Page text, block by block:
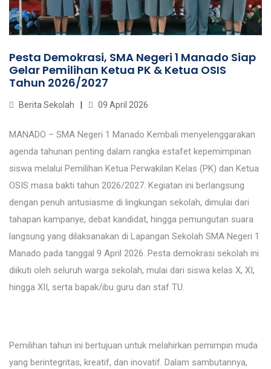
Pesta Demokrasi, SMA Negeri 1 Manado Siap
Gelar Pemilihan Ketua PK & Ketua OSIS
Tahun 2026/2027
Berita Sekolah 09 April 2026
MANADO – SMA Negeri 1 Manado Kembali menyelenggarakan
agenda tahunan penting dalam rangka estafet kepemimpinan
siswa melalui Pemilihan Ketua Perwakilan Kelas (PK) dan Ketua
OSIS masa bakti tahun 2026/2027. Kegiatan ini berlangsung
dengan penuh antusiasme di lingkungan sekolah, dimulai dari
tahapan kampanye, debat kandidat, hingga pemungutan suara
langsung yang dilaksanakan di Lapangan Sekolah SMA Negeri 1
Manado pada tanggal 9 April 2026. Pesta demokrasi sekolah ini
diikuti oleh seluruh warga sekolah, mulai dari siswa kelas X, XI,
hingga XII, serta bapak/ibu guru dan staf TU.
Pemilihan tahun ini bertujuan untuk melahirkan pemimpin muda
yang berintegritas, kreatif, dan inovatif. Dalam sambutannya,